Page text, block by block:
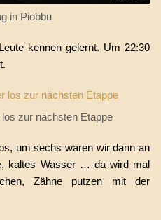
in Piobbu
kennen gelernt. Um 22:30
zur nächsten Etappe
um sechs waren wir dann an
kaltes Wasser … da wird mal
Zähne putzen mit der